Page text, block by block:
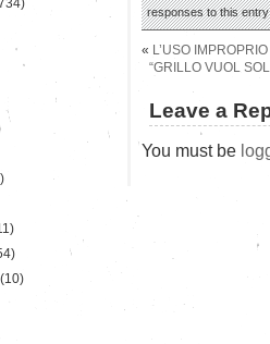
responses to this
« L’USO
“GRILLO VUOL
Leave a
You must be
(10)